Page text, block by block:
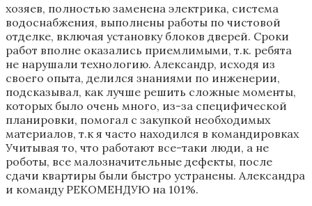
хозяев, полностью заменена электрика, система
водоснабжения, выполнены работы по чистовой
отделке, включая установку блоков дверей. Сроки
работ вполне оказались приемлимыми, т.к. ребята
не нарушали технологию. Александр, исходя из
своего опыта, делился знаниями по инженерии,
подсказывал, как лучше решить сложные моменты,
которых было очень много, из-за специфической
планировки, помогал с закупкой необходимых
материалов, т.к я часто находился в командировках
Учитывая то, что работают все-таки люди, а не
роботы, все малозначительные дефекты, после
сдачи квартиры были быстро устранены. Александра
и команду РЕКОМЕНДУЮ на 101%.